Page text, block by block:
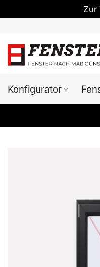
Zur
springen
Konfigurator